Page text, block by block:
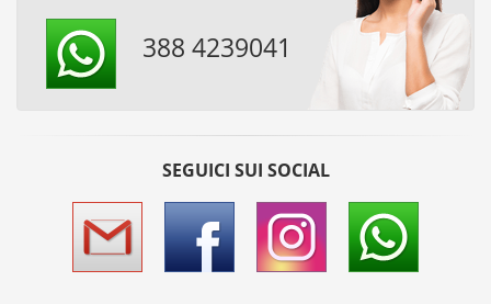
388 4239041
SEGUICI SUI SOCIAL